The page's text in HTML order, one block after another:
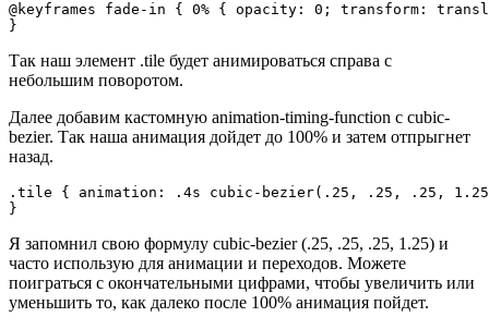
@keyframes fade-in { 0% { opacity: 0; transform:
Так наш элемент .tile будет анимироваться справа с
небольшим поворотом.
Далее добавим кастомную animation-timing-function с cubic-
bezier. Так наша анимация дойдет до 100% и затем отпрыгнет
назад.
.tile { animation: .4s cubic-bezier(.25, .25, .25,
Я запомнил свою формулу cubic-bezier (.25, .25, .25, 1.25) и
часто использую для анимации и переходов. Можете
поиграться с окончательными цифрами, чтобы увеличить или
уменьшить то, как далеко после 100% анимация пойдет.